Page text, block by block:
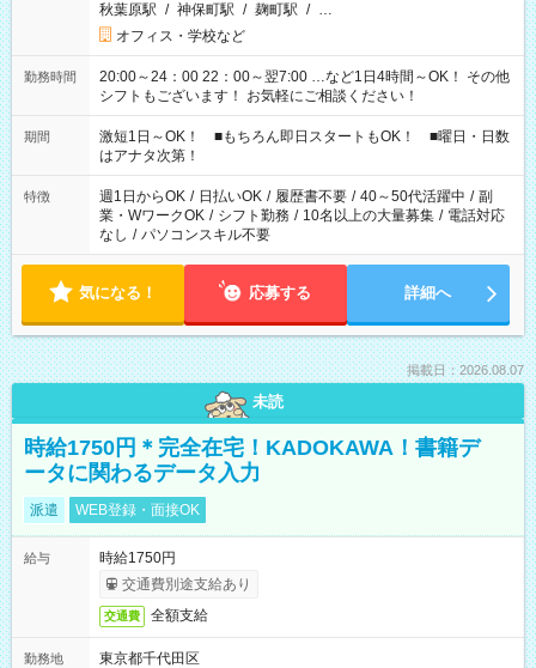
秋葉原駅 / 神保町駅 / 麹町駅 / …
オフィス・学校など
勤務時間
20:00～24：00 22：00～翌7:00 …など1日4時間～OK！ その他
シフトもございます！ お気軽にご相談ください！
期間
激短1日～OK！ ■もちろん即日スタートもOK！ ■曜日・日数
はアナタ次第！
特徴 週1日からOK / 日払いOK / 履歴書不要 / 40～50代活躍中 / 副
業・WワークOK / シフト勤務 / 10名以上の大量募集 / 電話対応
なし / パソコンスキル不要
気になる！ 応募する 詳細へ
掲載日：2026.08.07
未読
時給1750円＊完全在宅！KADOKAWA！書籍デ
ータに関わるデータ入力
派遣 WEB登録・面接OK
給与
時給1750円
交通費別途支給あり
交通費 全額支給
勤務地
東京都千代田区